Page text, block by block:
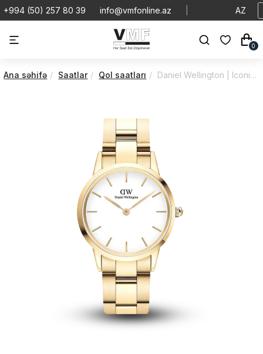
+994 (50) 257 80 39 info@vmfonline.az AZ
0
Ana səhifə Saatlar Qol saatları Daniel Wellington | Iconic | Link | DW00100567